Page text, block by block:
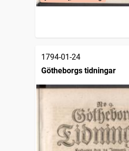
1794-01-24
Götheborgs tidningar